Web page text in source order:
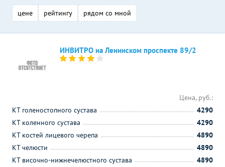
цене рейтингу рядом со мной
ИНВИТРО на Ленинском проспекте 89/2
Цена, руб.:
КТ голеностопного сустава
4290
КТ коленного сустава
4290
КТ костей лицевого черепа
4890
КТ челюсти
4890
КТ височно-нижнечелюстного сустава
4890